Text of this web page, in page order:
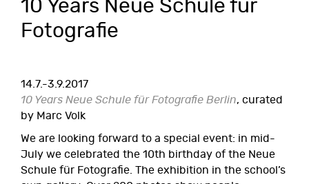
10 Years Neue Schule für
Fotografie
14.7.-3.9.2017
10 Years Neue Schule für Fotografie Berlin, curated
by Marc Volk
We are looking forward to a special event: in mid-
July we celebrated the 10th birthday of the Neue
Schule für Fotografie. The exhibition in the school’s